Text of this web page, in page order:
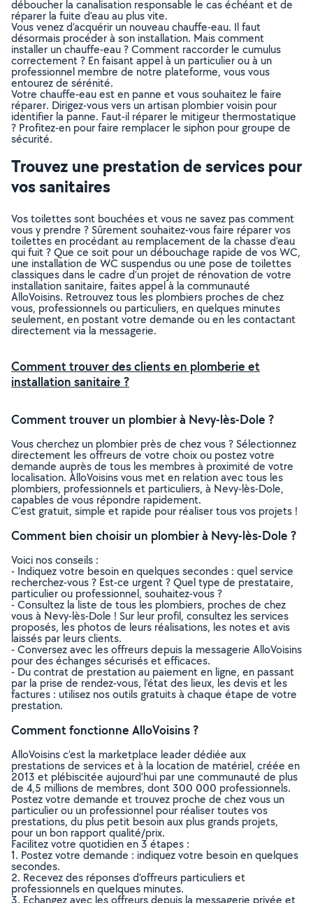
déboucher la canalisation responsable le cas échéant et de
réparer la fuite d’eau au plus vite.
Vous venez d’acquérir un nouveau chauffe-eau. Il faut
désormais procéder à son installation. Mais comment
installer un chauffe-eau ? Comment raccorder le cumulus
correctement ? En faisant appel à un particulier ou à un
professionnel membre de notre plateforme, vous vous
entourez de sérénité.
Votre chauffe-eau est en panne et vous souhaitez le faire
réparer. Dirigez-vous vers un artisan plombier voisin pour
identifier la panne. Faut-il réparer le mitigeur thermostatique
? Profitez-en pour faire remplacer le siphon pour groupe de
sécurité.
Trouvez une prestation de services pour
vos sanitaires
Vos toilettes sont bouchées et vous ne savez pas comment
vous y prendre ? Sûrement souhaitez-vous faire réparer vos
toilettes en procédant au remplacement de la chasse d’eau
qui fuit ? Que ce soit pour un débouchage rapide de vos WC,
une installation de WC suspendus ou une pose de toilettes
classiques dans le cadre d’un projet de rénovation de votre
installation sanitaire, faites appel à la communauté
AlloVoisins. Retrouvez tous les plombiers proches de chez
vous, professionnels ou particuliers, en quelques minutes
seulement, en postant votre demande ou en les contactant
directement via la messagerie.
Comment trouver des clients en plomberie et
installation sanitaire ?
Comment trouver un plombier à Nevy-lès-Dole ?
Vous cherchez un plombier près de chez vous ? Sélectionnez
directement les offreurs de votre choix ou postez votre
demande auprès de tous les membres à proximité de votre
localisation. AlloVoisins vous met en relation avec tous les
plombiers, professionnels et particuliers, à Nevy-lès-Dole,
capables de vous répondre rapidement.
C’est gratuit, simple et rapide pour réaliser tous vos projets !
Comment bien choisir un plombier à Nevy-lès-Dole ?
Voici nos conseils :
- Indiquez votre besoin en quelques secondes : quel service
recherchez-vous ? Est-ce urgent ? Quel type de prestataire,
particulier ou professionnel, souhaitez-vous ?
- Consultez la liste de tous les plombiers, proches de chez
vous à Nevy-lès-Dole ! Sur leur profil, consultez les services
proposés, les photos de leurs réalisations, les notes et avis
laissés par leurs clients.
- Conversez avec les offreurs depuis la messagerie AlloVoisins
pour des échanges sécurisés et efficaces.
- Du contrat de prestation au paiement en ligne, en passant
par la prise de rendez-vous, l’état des lieux, les devis et les
factures : utilisez nos outils gratuits à chaque étape de votre
prestation.
Comment fonctionne AlloVoisins ?
AlloVoisins c’est la marketplace leader dédiée aux
prestations de services et à la location de matériel, créée en
2013 et plébiscitée aujourd’hui par une communauté de plus
de 4,5 millions de membres, dont 300 000 professionnels.
Postez votre demande et trouvez proche de chez vous un
particulier ou un professionnel pour réaliser toutes vos
prestations, du plus petit besoin aux plus grands projets,
pour un bon rapport qualité/prix.
Facilitez votre quotidien en 3 étapes :
1. Postez votre demande : indiquez votre besoin en quelques
secondes.
2. Recevez des réponses d’offreurs particuliers et
professionnels en quelques minutes.
3. Echangez avec les offreurs depuis la messagerie privée et